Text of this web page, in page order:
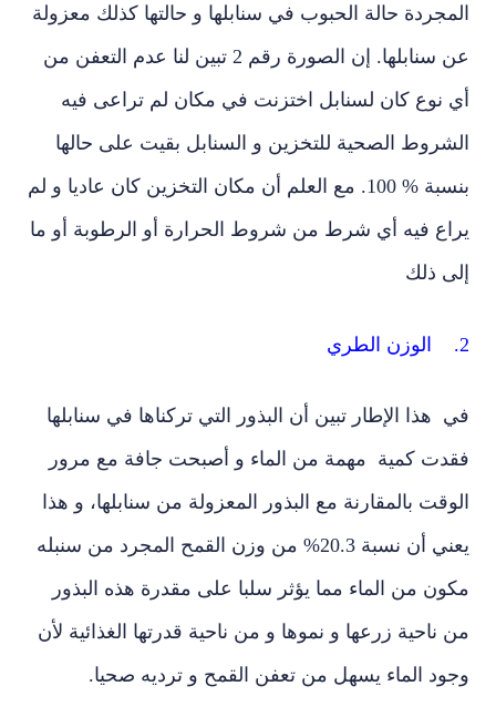
حالة الحبوب في سنابلها و حالتها كذلك معزولة
عن سنابلها. إن الصورة رقم 2 تبين لنا عدم التعفن من
نوع كان لسنابل اختزنت في مكان لم تراعى فيه
الصحية للتخزين و السنابل بقيت على حالها
بنسبة % 100. مع العلم أن مكان التخزين كان عاديا و لم
فيه أي شرط من شروط الحرارة أو الرطوبة أو ما
ذلك
هذا الإطار تبين أن البذور التي تركناها في سنابلها
كمية مهمة من الماء و أصبحت جافة مع مرور
بالمقارنة مع البذور المعزولة من سنابلها، و هذا
يعني أن نسبة 20.3% من وزن القمح المجرد من سنبله
من الماء مما يؤثر سلبا على مقدرة هذه البذور
ناحية زرعها و نموها و من ناحية قدرتها الغذائية لأن
الماء يسهل من تعفن القمح و ترديه صحيا.